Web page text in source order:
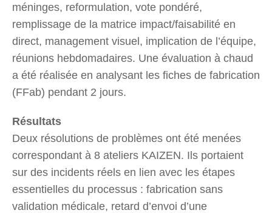
méninges, reformulation, vote pondéré,
remplissage de la matrice impact/faisabilité en
direct, management visuel, implication de l’équipe,
réunions hebdomadaires. Une évaluation à chaud
a été réalisée en analysant les fiches de fabrication
(FFab) pendant 2 jours.
Résultats
Deux résolutions de problèmes ont été menées
correspondant à 8 ateliers KAIZEN. Ils portaient
sur des incidents réels en lien avec les étapes
essentielles du processus : fabrication sans
validation médicale, retard d’envoi d’une